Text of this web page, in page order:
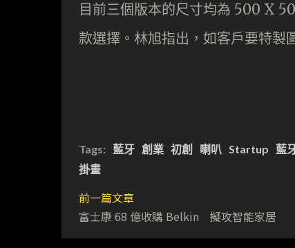
目前三個版本的尺寸均為 500 X
款選擇。林旭指出，如客戶要特製
Tags: 藍牙 創業 初創 喇叭 Startup 藍
掛畫
前一篇文章
富士康 68 億收購 Belkin 擬攻智能家居